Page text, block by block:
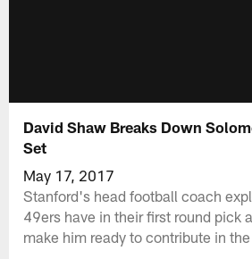
David Shaw Breaks Down
Set
May 17, 2017
Stanford's head football coach
49ers have in their first round pick
make him ready to contribute in the